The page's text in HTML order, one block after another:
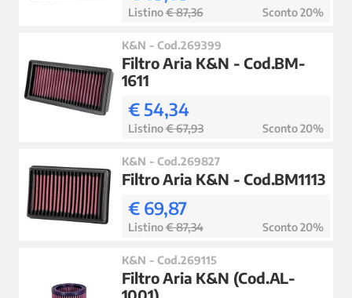
Listino€ 87,36 Sconto 20%
K&N - Cod.269399
Filtro Aria K&N - Cod.BM-
1611
€ 54,34
Listino€ 67,93 Sconto 20%
K&N - Cod.269827
Filtro Aria K&N - Cod.BM1113
€ 69,87
Listino€ 87,34 Sconto 20%
K&N - Cod.269115
Filtro Aria K&N (Cod.AL-